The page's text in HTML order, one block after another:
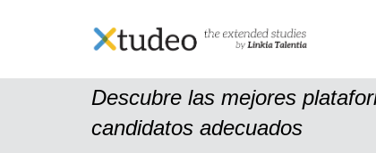
Curso online de
Descubre las mejores
candidatos adecuados